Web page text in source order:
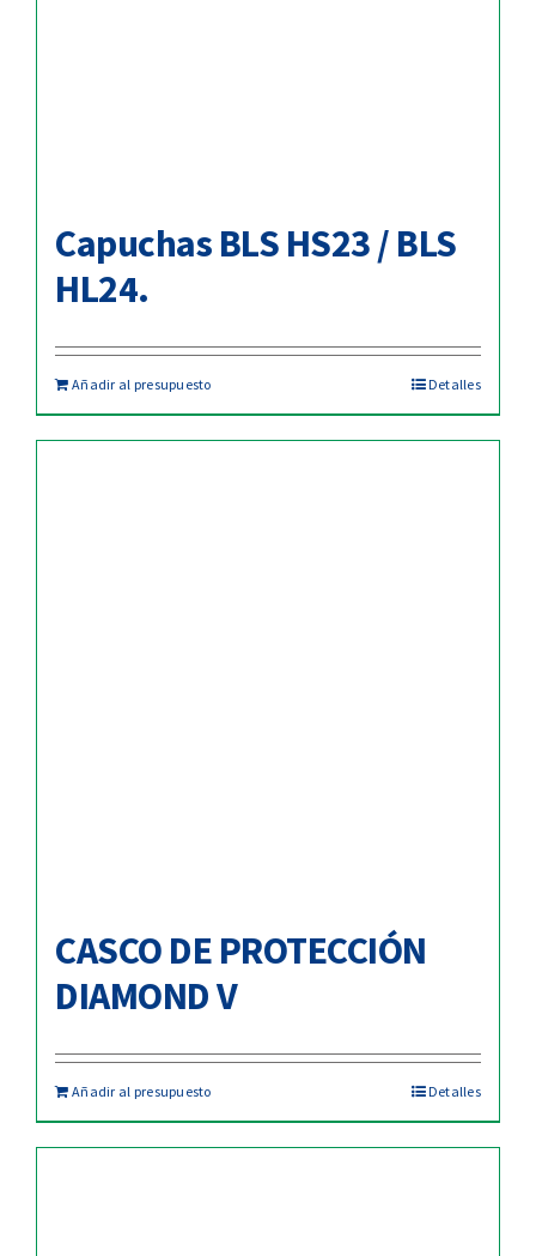
Capuchas BLS HS23 / BLS
HL24.
Añadir al presupuesto Detalles
CASCO DE PROTECCIÓN
DIAMOND V
Añadir al presupuesto Detalles